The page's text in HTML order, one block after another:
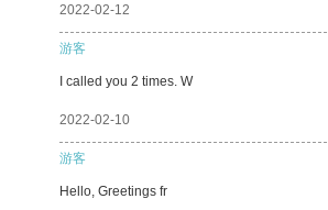
2022-02-12
游客
I called you 2 times. W
2022-02-10
游客
Hello, Greetings fr